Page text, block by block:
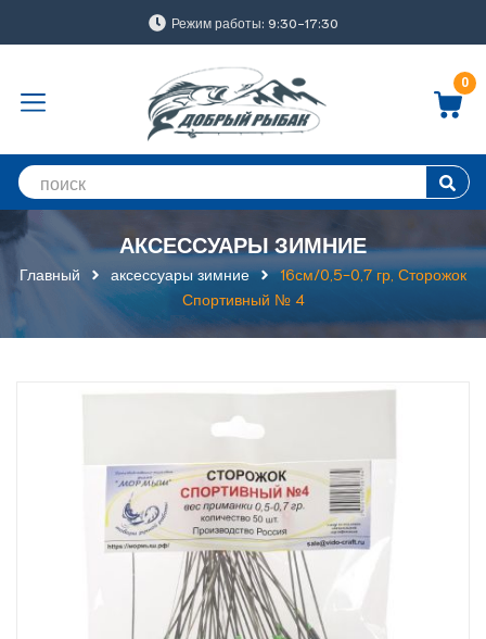
Режим работы: 9:30-17:30
0
АКСЕССУАРЫ ЗИМНИЕ
Главный аксессуары зимние
16см/0,5-0,7 гр, Сторожок
Спортивный № 4